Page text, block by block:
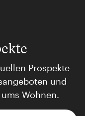
Prospekte
und
Wohnen.